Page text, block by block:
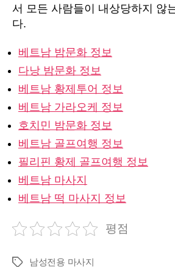
서 모든 사람들이 내상당하지 않
다.
베트남 밤문화 정보
다낭 밤문화 정보
베트남 황제투어 정보
베트남 가라오케 정보
호치민 밤문화 정보
베트남 골프여행 정보
필리핀 황제 골프여행 정보
베트남 마사지
베트남 떡 마사지 정보
평점
Tags 남성전용 마사지